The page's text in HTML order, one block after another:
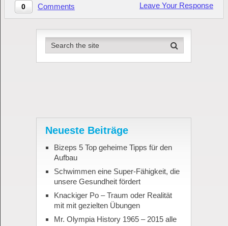
0 Comments Leave Your Response
Neueste Beiträge
Bizeps 5 Top geheime Tipps für den
Aufbau
Schwimmen eine Super-Fähigkeit, die
unsere Gesundheit fördert
Knackiger Po – Traum oder Realität
mit mit gezielten Übungen
Mr. Olympia History 1965 – 2015 alle